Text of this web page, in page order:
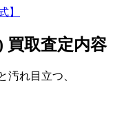
】
買取査定内容
汚れ目立つ、